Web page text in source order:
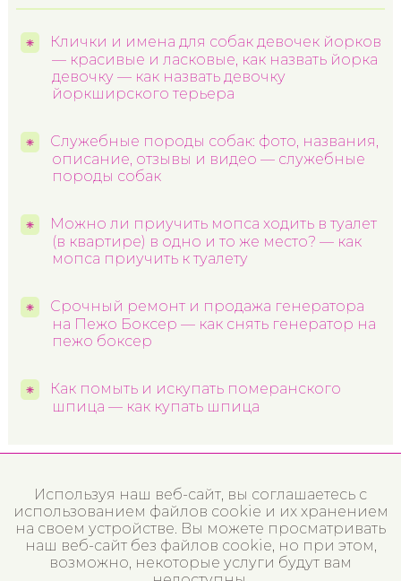
Клички и имена для собак девочек йорков
— красивые и ласковые, как назвать йорка
девочку — как назвать девочку
йоркширского терьера
Служебные породы собак: фото, названия,
описание, отзывы и видео — служебные
породы собак
Можно ли приучить мопса ходить в туалет
(в квартире) в одно и то же место? — как
мопса приучить к туалету
Срочный ремонт и продажа генератора
на Пежо Боксер — как снять генератор на
пежо боксер
Как помыть и искупать померанского
шпица — как купать шпица
Используя наш веб-сайт, вы соглашаетесь с
использованием файлов cookie и их хранением
на своем устройстве. Вы можете просматривать
наш веб-сайт без файлов cookie, но при этом,
возможно, некоторые услуги будут вам